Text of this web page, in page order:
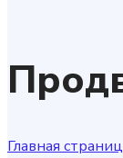
Главная